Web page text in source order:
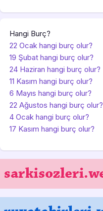
Hangi Burç?
22 Ocak hangi burç olur?
19 Şubat hangi burç olur?
24 Haziran hangi burç olur?
11 Kasım hangi burç olur?
6 Mayıs hangi burç olur?
22 Ağustos hangi burç olur?
4 Ocak hangi burç olur?
17 Kasım hangi burç olur?